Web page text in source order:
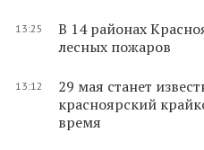
13:25
В 14 районах
лесных пожаров
13:12
29 мая станет
красноярский
время